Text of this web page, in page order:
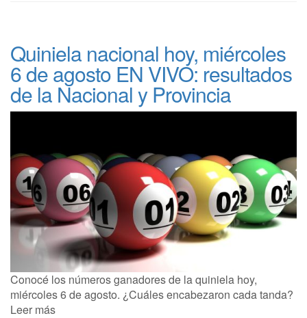
Quiniela nacional hoy, miércoles
6 de agosto EN VIVO: resultados
de la Nacional y Provincia
Conocé los números ganadores de la quiniela hoy,
miércoles 6 de agosto. ¿Cuáles encabezaron cada tanda?
Leer más